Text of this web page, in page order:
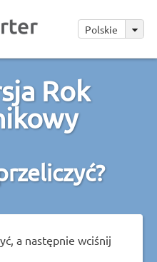
Polskie
Rok
a następnie wciśnij